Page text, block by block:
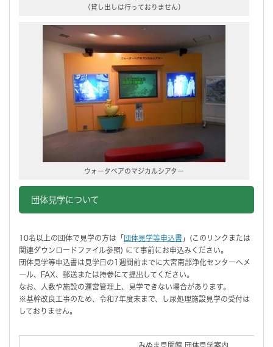
（貸し出しは行っておりません）
ウォータベアのマジカルシアター
団体見学について
10名以上の団体で見学の方は「 団体見学等申込書 」(このリンクまたは
関連ダウンロードファイル参照) にて事前にお申込みください。
団体見学等申込書は見学日の1週間前までに大宮南部浄化センターへメ
ール、FAX、郵送または持参にて提出してください。
なお、人数や施設の運営管理上、見学できない場合があります。
※基幹改良工事のため、令和7年度末まで、し尿処理施設見学の受付は
しておりません。
みぬま見聞館 団体見学案内